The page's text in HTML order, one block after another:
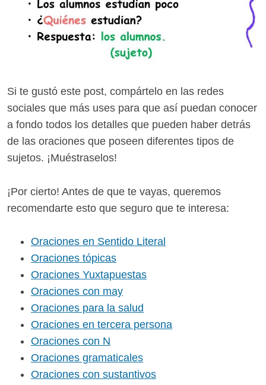
Si te gustó este post, compártelo en las redes
sociales que más uses para que así puedan conocer
a fondo todos los detalles que pueden haber detrás
de las oraciones que poseen diferentes tipos de
sujetos. ¡Muéstraselos!
¡Por cierto! Antes de que te vayas, queremos
recomendarte esto que seguro que te interesa:
Oraciones en Sentido Literal
Oraciones tópicas
Oraciones Yuxtapuestas
Oraciones con may
Oraciones para la salud
Oraciones en tercera persona
Oraciones con N
Oraciones gramaticales
Oraciones con sustantivos